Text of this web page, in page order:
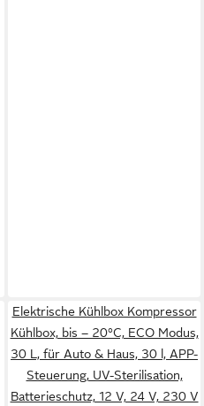
Elektrische Kühlbox Kompressor
Kühlbox, bis – 20°C, ECO Modus,
30 L, für Auto & Haus, 30 l, APP-
Steuerung, UV-Sterilisation,
Batterieschutz, 12 V, 24 V, 230 V